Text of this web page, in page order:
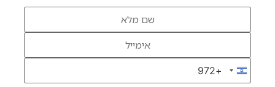
Israel +972
+972